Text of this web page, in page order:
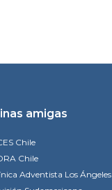
amigas
Chile
Chile
Adventista Los Ángeles